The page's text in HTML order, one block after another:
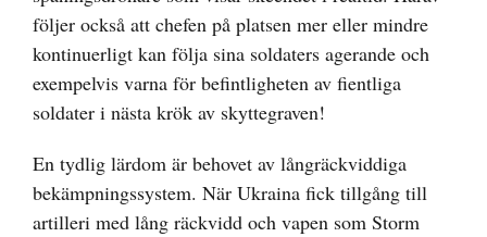
följer också att chefen på platsen mer eller mindre
kontinuerligt kan följa sina soldaters agerande och
exempelvis varna för befintligheten av fientliga
soldater i nästa krök av skyttegraven!
En tydlig lärdom är behovet av långräckviddiga
bekämpningssystem. När Ukraina fick tillgång till
artilleri med lång räckvidd och vapen som Storm